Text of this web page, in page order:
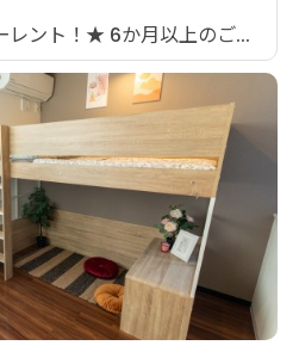
ント！★ 6か月以上のご...